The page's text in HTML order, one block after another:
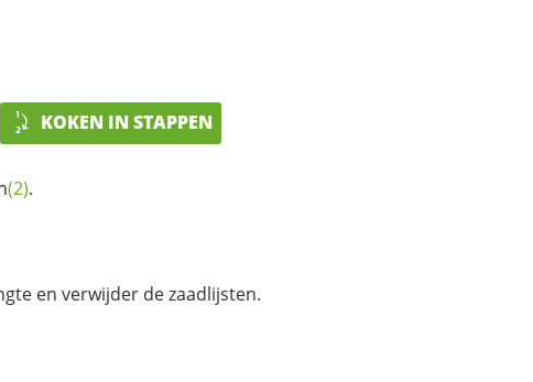
KOKEN IN STAPPEN
(2).
en verwijder de zaadlijsten.